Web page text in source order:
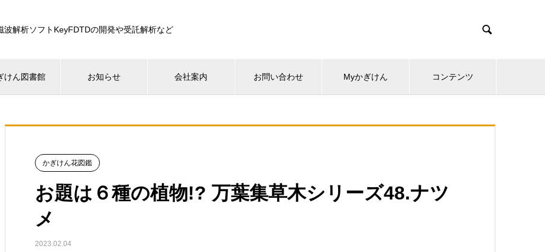
波解析ソフトKeyFDTDの開発や受託解析など 
けん図書館 お知らせ 会社案内 お問い合わせ Myかぎけん コンテンツ
かぎけん花図鑑
お題は６種の植物!? 万葉集草木シリーズ48.ナツ
メ
2023.02.04